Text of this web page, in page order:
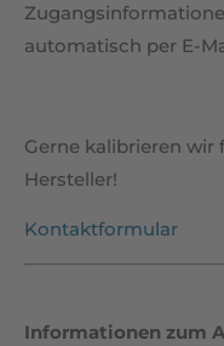
automatisch per E-
Gerne kalibrieren wir
Hersteller!
Kontaktformular
Informationen zum